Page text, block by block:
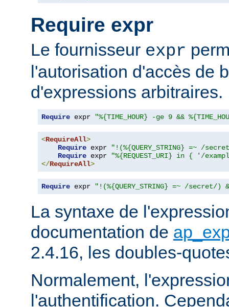
Require expr
Le fournisseur expr
l'autorisation d'accès de
d'expressions arbitraires.
Require expr "%{TIME_HOUR} -ge 9 &&
<RequireAll>
Require expr
"!(%{QUERY_STRING} =~ /
Require expr
"%{REQUEST_URI} in { '/
</RequireAll>
Require expr "!(%{QUERY_STRING} =~ /
La syntaxe de
documentation de
2.4.16, les doubles-
Normalement,
l'authentification.